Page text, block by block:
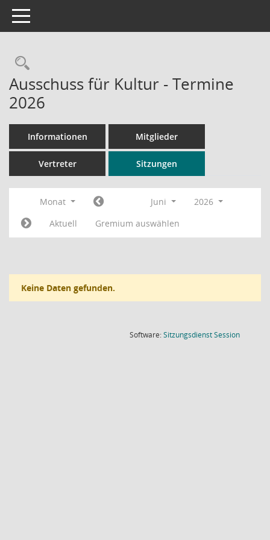
Toggle navigation
Rechercheauswahl
Ausschuss für Kultur - Termine
2026
Informationen Mitglieder
Vertreter Sitzungen
Monat Juni
2026
Aktuell
Gremium auswählen
Keine Daten gefunden.
Software:SitzungsdienstSession(Wird in